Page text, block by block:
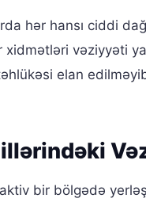
hər hansı ciddi
vəziyyəti
elan
bir bölgədə